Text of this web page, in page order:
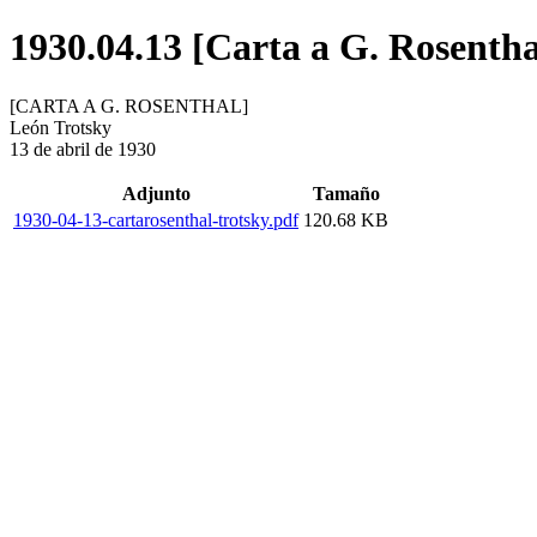
1930.04.13 [Carta a G.
[CARTA A G. ROSENTHAL]
León Trotsky
13 de abril de 1930
Adjunto
Tamaño
1930-04-13-cartarosenthal-trotsky.pdf 120.68 KB